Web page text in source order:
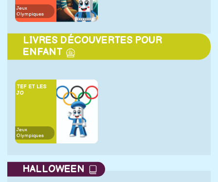
Jeux
Olympiques
LIVRES DÉCOUVERTES POUR
ENFANT
TEF ET LES
JO
Jeux
Olympiques
HALLOWEEN